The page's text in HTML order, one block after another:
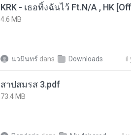
KRK - เธอทิ้งฉันไว้ Ft.N/A , HK
4.6 MB
นวมินทร์ dans Downloads il
สาปสมรส 3.pdf
73.4 MB